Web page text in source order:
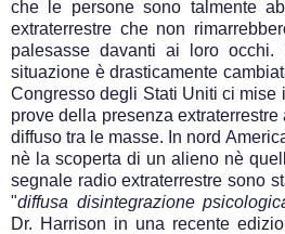
che le persone sono talmente
extraterrestre che non
palesasse davanti ai loro
situazione è drasticamente
Congresso degli Stati Uniti ci mise
prove della presenza
diffuso tra le masse. In nord
nè la scoperta di un alieno nè
segnale radio extraterrestre sono
"diffusa disintegrazione
Dr. Harrison in una recente